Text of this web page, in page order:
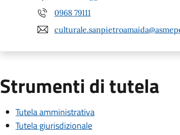
0968 79111
Strumenti di tutela
Tutela amministrativa
Tutela giurisdizionale